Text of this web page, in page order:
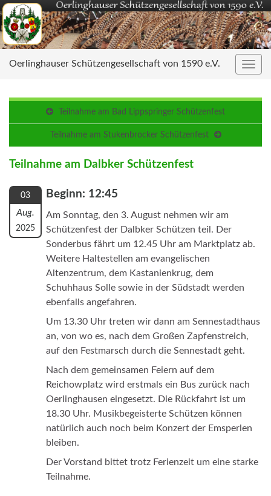
Oerlinghauser Schützengesellschaft von 1590 e.V.
Teilnahme am Bad Lippspringer Schützenfest
Teilnahme am Stukenbrocker Schützenfest
Teilnahme am Dalbker Schützenfest
03
Aug.
2025
Beginn: 12:45
Am Sonntag, den 3. August nehmen wir am
Schützenfest der Dalbker Schützen teil. Der
Sonderbus fährt um 12.45 Uhr am Marktplatz ab.
Weitere Haltestellen am evangelischen
Altenzentrum, dem Kastanienkrug, dem
Schuhhaus Solle sowie in der Südstadt werden
ebenfalls angefahren.
Um 13.30 Uhr treten wir dann am Sennestadthaus
an, von wo es, nach dem Großen Zapfenstreich,
auf den Festmarsch durch die Sennestadt geht.
Nach dem gemeinsamen Feiern auf dem
Reichowplatz wird erstmals ein Bus zurück nach
Oerlinghausen eingesetzt. Die Rückfahrt ist um
18.30 Uhr. Musikbegeisterte Schützen können
natürlich auch noch beim Konzert der Emsperlen
bleiben.
Der Vorstand bittet trotz Ferienzeit um eine starke
Teilnahme.